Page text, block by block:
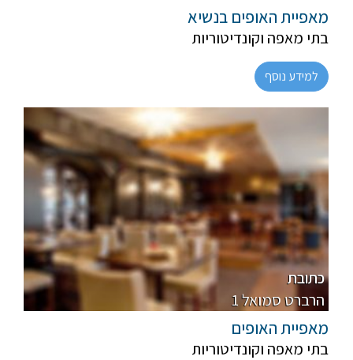
מאפיית האופים בנשיא
בתי מאפה וקונדיטוריות
למידע נוסף
מהדרין
פרווה, חלבי
כתובת
1 הרברט סמואל
מאפיית האופים
בתי מאפה וקונדיטוריות